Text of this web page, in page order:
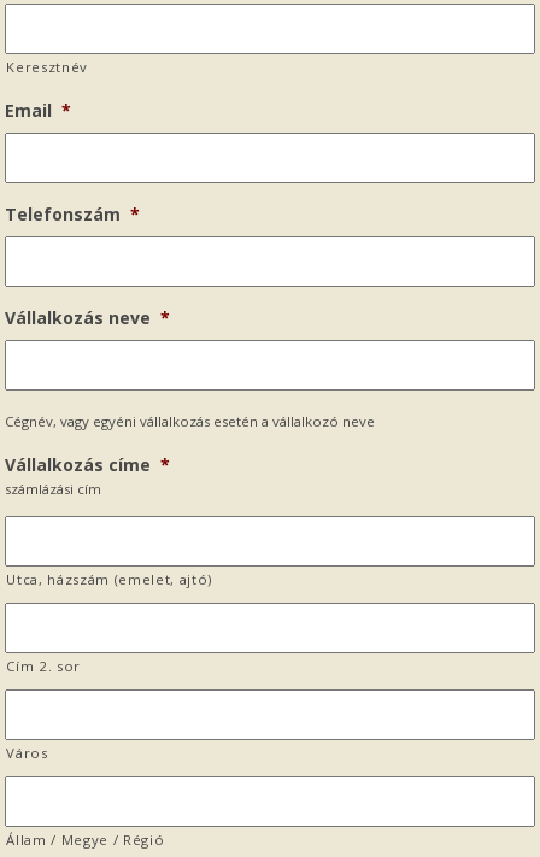
Keresztnév
Email *
Telefonszám *
Vállalkozás neve *
Cégnév, vagy egyéni vállalkozás esetén a vállalkozó neve
Vállalkozás címe *
számlázási cím
Utca, házszám (emelet, ajtó)
Cím 2. sor
Város
Állam / Megye / Régió